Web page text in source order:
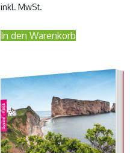
inkl. MwSt.
In den Warenkorb